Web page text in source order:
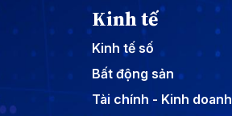
Kinh tế
Kinh tế số
Bất động sản
Tài chính - Kinh doanh